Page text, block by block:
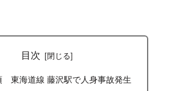
目次
東海道線 藤沢駅で人身事故発生